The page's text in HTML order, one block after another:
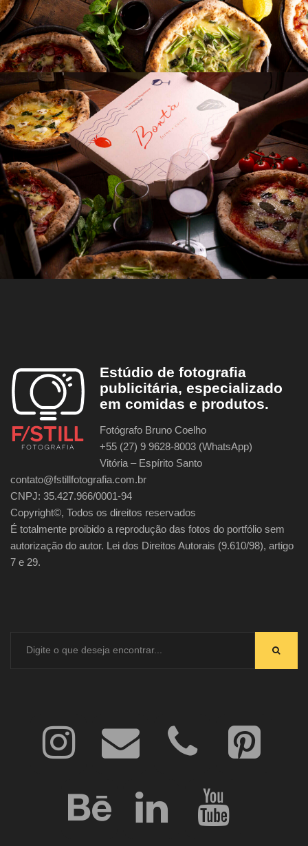
Estúdio de fotografia
publicitária, especializado
em comidas e produtos.
Fotógrafo Bruno Coelho
+55 (27) 9 9628-8003 (WhatsApp)
Vitória – Espírito Santo
contato@fstillfotografia.com.br
CNPJ: 35.427.966/0001-94
Copyright©, Todos os direitos reservados
É totalmente proibido a reprodução das fotos do portfólio sem
autorização do autor. Lei dos Direitos Autorais (9.610/98), artigo
7 e 29.